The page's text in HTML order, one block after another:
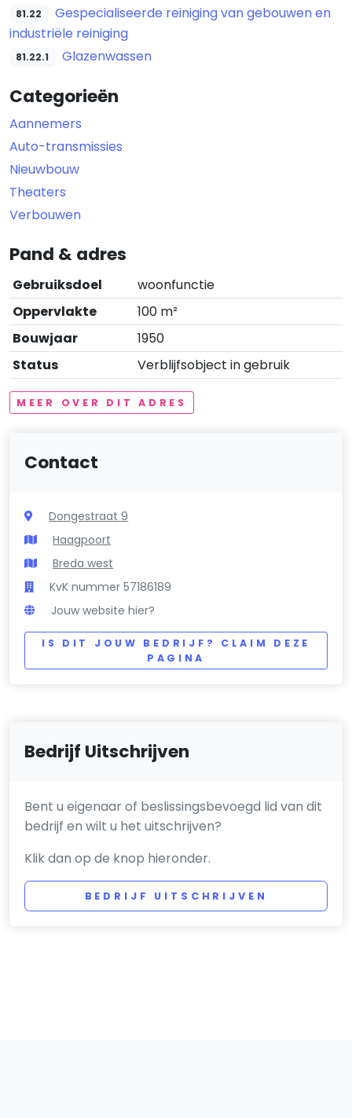
81.22
Gespecialiseerde reiniging van gebouwen en
industriële reiniging
81.22.1 Glazenwassen
Categorieën
Aannemers
Auto-transmissies
Nieuwbouw
Theaters
Verbouwen
Pand & adres
Gebruiksdoel
woonfunctie
Oppervlakte
100 m²
Bouwjaar
1950
Status
Verblijfsobject in gebruik
MEER OVER DIT ADRES
Contact
Dongestraat 9
Haagpoort
Breda west
KvK nummer 57186189
Jouw website hier?
IS DIT JOUW BEDRIJF? CLAIM DEZE
PAGINA
Bedrijf Uitschrijven
Bent u eigenaar of beslissingsbevoegd lid van dit
bedrijf en wilt u het uitschrijven?
Klik dan op de knop hieronder.
BEDRIJF UITSCHRIJVEN